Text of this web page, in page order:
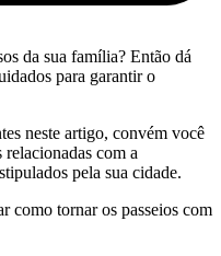
da sua família? Então dá
para garantir o
neste artigo, convém você
relacionadas com a
pela sua cidade.
como tornar os passeios com